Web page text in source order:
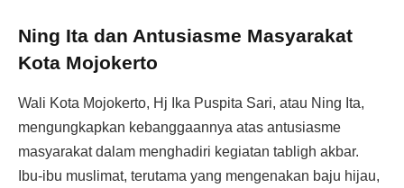
Ning Ita dan Antusiasme Masyarakat
Kota Mojokerto
Wali Kota Mojokerto, Hj Ika Puspita Sari, atau Ning Ita,
mengungkapkan kebanggaannya atas antusiasme
masyarakat dalam menghadiri kegiatan tabligh akbar.
Ibu-ibu muslimat, terutama yang mengenakan baju hijau,